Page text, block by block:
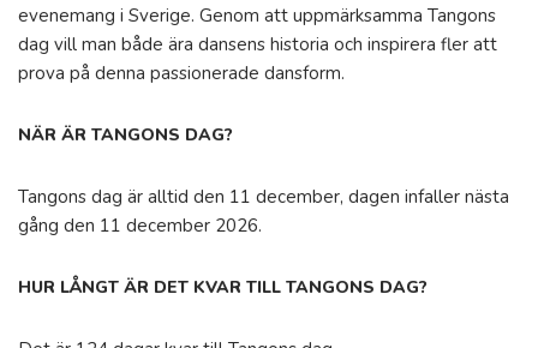
evenemang i Sverige. Genom att uppmärksamma Tangons
dag vill man både ära dansens historia och inspirera fler att
prova på denna passionerade dansform.
NÄR ÄR TANGONS DAG?
Tangons dag är alltid den 11 december, dagen infaller nästa
gång den 11 december 2026.
HUR LÅNGT ÄR DET KVAR TILL TANGONS DAG?